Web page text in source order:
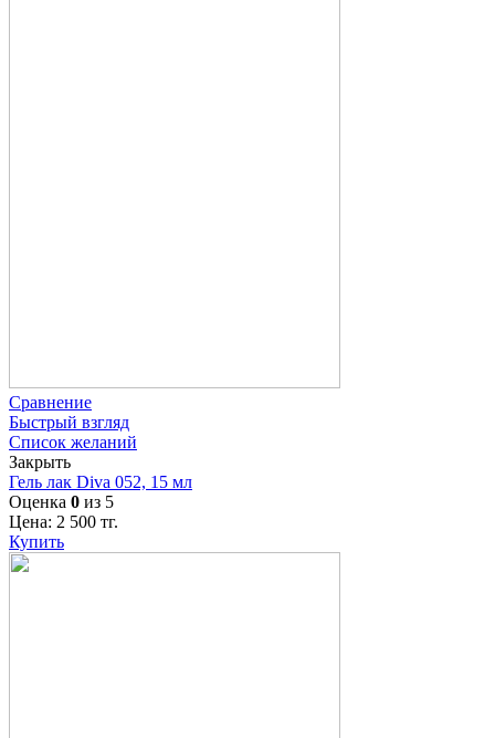
Сравнение
Быстрый взгляд
Список желаний
Закрыть
Гель лак Diva 052, 15 мл
Оценка 0 из 5
Цена: 2 500 тг.
Купить